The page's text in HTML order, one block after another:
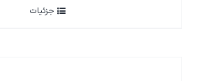
جزئیات